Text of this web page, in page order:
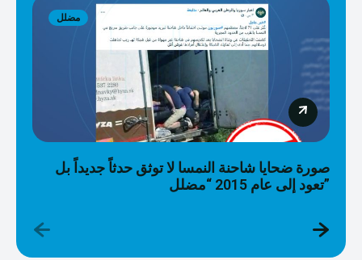
مضلل
صورة ضحايا شاحنة النمسا لا توثق حدثاً جديداً بل
تعود إلى عام 2015 “مضلل”